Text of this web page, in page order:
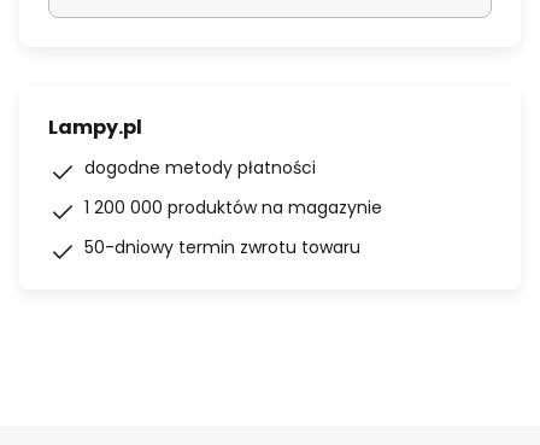
Lampy.pl
dogodne metody płatności
1 200 000 produktów na magazynie
50-dniowy termin zwrotu towaru